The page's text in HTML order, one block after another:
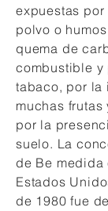
expuestas
polvo o
quema de
combustible y
tabaco, por la
muchas frutas
por la
suelo. La
de Be medida
Estados
de 1980 fue